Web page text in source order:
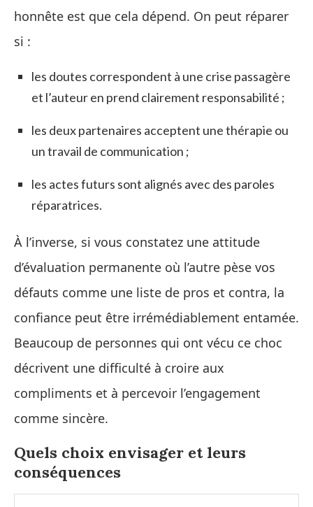
honnête est que cela dépend. On peut réparer
si :
les doutes correspondent à une crise passagère
et l’auteur en prend clairement responsabilité ;
les deux partenaires acceptent une thérapie ou
un travail de communication ;
les actes futurs sont alignés avec des paroles
réparatrices.
À l’inverse, si vous constatez une attitude
d’évaluation permanente où l’autre pèse vos
défauts comme une liste de pros et contra, la
confiance peut être irrémédiablement entamée.
Beaucoup de personnes qui ont vécu ce choc
décrivent une difficulté à croire aux
compliments et à percevoir l’engagement
comme sincère.
Quels choix envisager et leurs
conséquences